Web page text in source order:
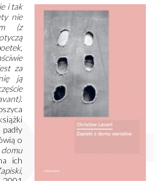
i tak
nie
(z
za
ją
.
o
ich
,